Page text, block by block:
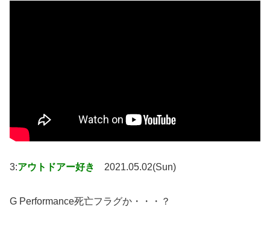
3:アウトドアー好き 2021.05.02(Sun)
G Performance死亡フラグか・・・？